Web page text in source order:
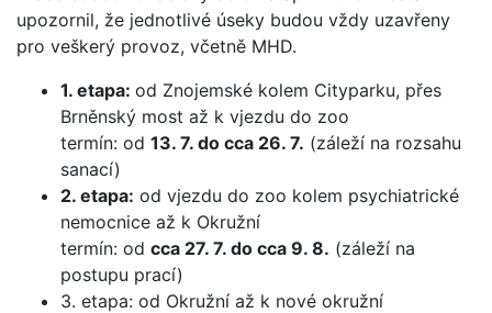
upozornil, že jednotlivé úseky budou vždy uzavřeny
pro veškerý provoz, včetně MHD.
1. etapa: od Znojemské kolem Cityparku, přes
Brněnský most až k vjezdu do zoo
termín: od 13. 7. do cca 26. 7. (záleží na rozsahu
sanací)
2. etapa: od vjezdu do zoo kolem psychiatrické
nemocnice až k Okružní
termín: od cca 27. 7. do cca 9. 8. (záleží na
postupu prací)
3. etapa: od Okružní až k nové okružní